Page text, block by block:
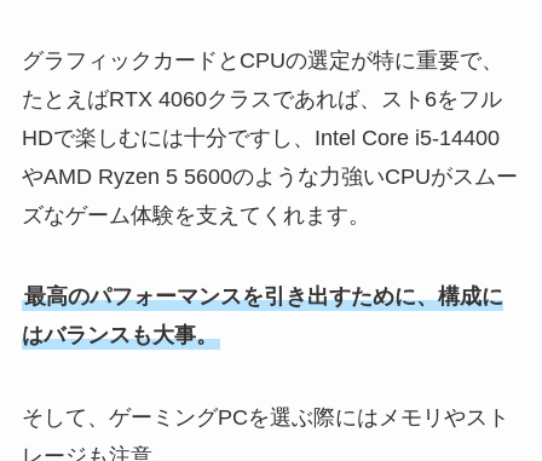
グラフィックカードとCPUの選定が特に重要で、
たとえばRTX 4060クラスであれば、スト6をフル
HDで楽しむには十分ですし、Intel Core i5-14400
やAMD Ryzen 5 5600のような力強いCPUがスムー
ズなゲーム体験を支えてくれます。
最高のパフォーマンスを引き出すために、構成に
はバランスも大事。
そして、ゲーミングPCを選ぶ際にはメモリやスト